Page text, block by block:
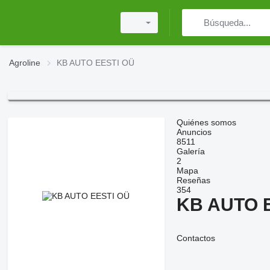
Agroline KB AUTO EESTI OÜ
Quiénes somos
Anuncios
8511
Galería
2
Mapa
Reseñas
354
KB AUTO
Contactos